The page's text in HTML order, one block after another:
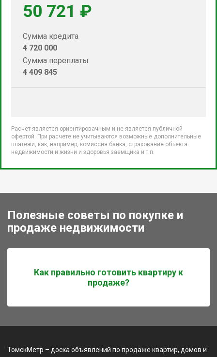
50 721 ₽
Сумма кредита
4 720 000
Сумма переплаты
4 409 845
Расчет является ориентировачным и не является публичной
офертой. При расчете не учитываются возможные дополнительные
платежи, как, например, комиссия банка, страхование объекта
недвижимости и жизни и здоровья заемщика и т.п.
Полезные советы по покупке и
продаже недвижимости
Как правильно готовить квартиру к
продаже?
ТомскМетр – доска объявлений по продаже квартир, домов и